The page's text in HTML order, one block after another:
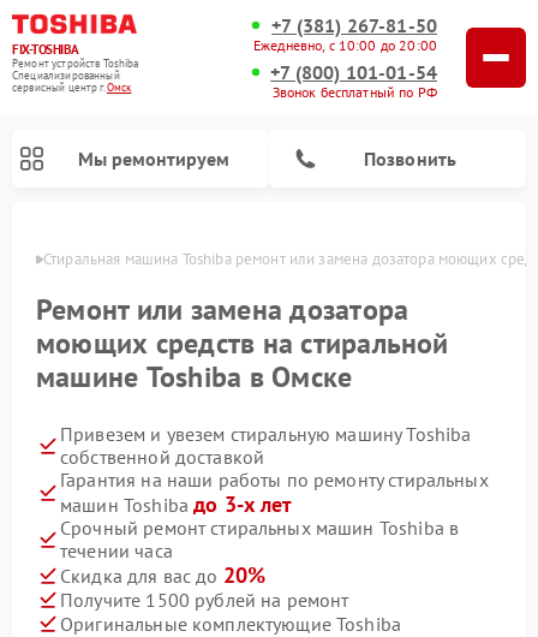
FIX-TOSHIBA
Ремонт устройств Toshiba
Специализированный
cервисный центр г.Омск
+7 (381) 267-81-50
Ежедневно, с 10:00 до 20:00
+7 (800) 101-01-54
Звонок бесплатный по РФ
Мы ремонтируем Позвонить
Стиральная машина Toshiba ремонт или замена дозатора моющих
Ремонт или замена дозатора
моющих средств на стиральной
машине Toshiba в Омске
Привезем и увезем стиральную машину Toshiba
собственной доставкой
Гарантия на наши работы по ремонту стиральных
машин Toshibaдо 3-х лет
Срочный ремонт стиральных машин Toshiba в
течении часа
Скидка для вас до 20%
Получите 1500 рублей на ремонт
Оригинальные комплектующие Toshiba